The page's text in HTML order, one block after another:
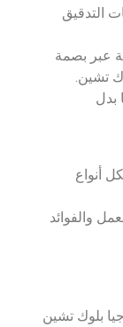
التدقيق
عبر بصمة
تشين.
بدل
أنواع
والفوائد
بلوك تشين